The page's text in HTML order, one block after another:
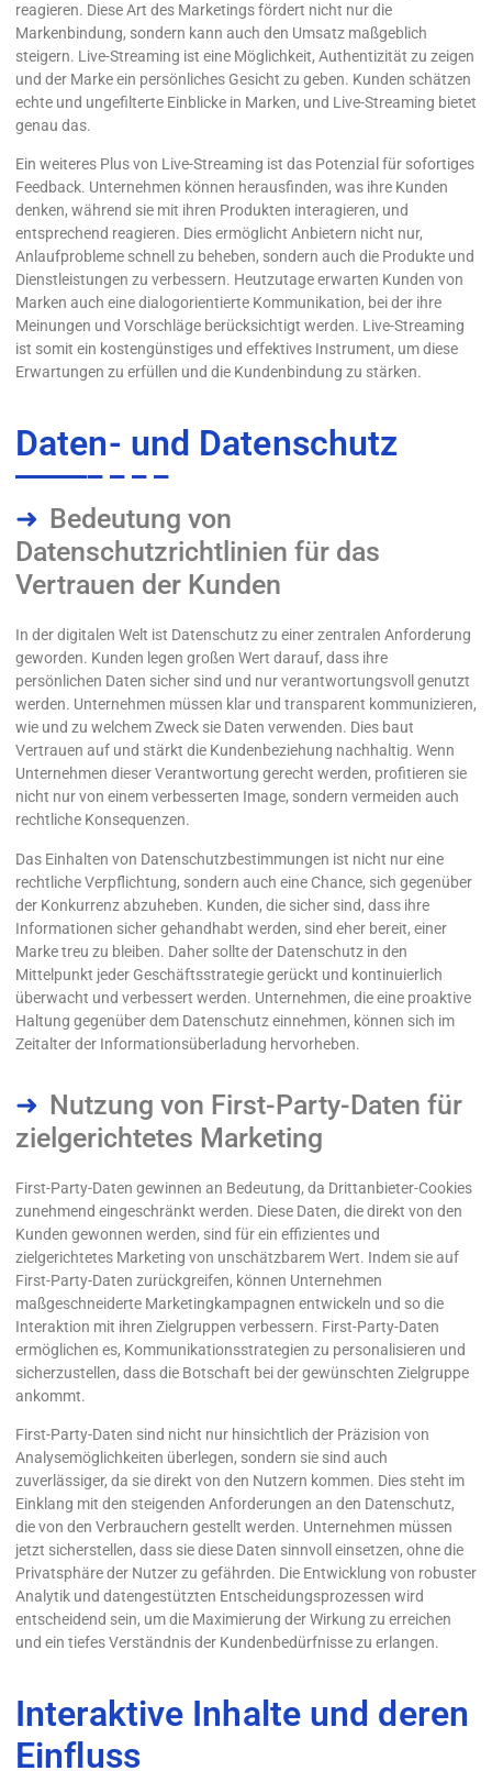
reagieren. Diese Art des Marketings fördert nicht nur die
Markenbindung, sondern kann auch den Umsatz maßgeblich
steigern. Live-Streaming ist eine Möglichkeit, Authentizität zu zeigen
und der Marke ein persönliches Gesicht zu geben. Kunden schätzen
echte und ungefilterte Einblicke in Marken, und Live-Streaming bietet
genau das.
Ein weiteres Plus von Live-Streaming ist das Potenzial für sofortiges
Feedback. Unternehmen können herausfinden, was ihre Kunden
denken, während sie mit ihren Produkten interagieren, und
entsprechend reagieren. Dies ermöglicht Anbietern nicht nur,
Anlaufprobleme schnell zu beheben, sondern auch die Produkte und
Dienstleistungen zu verbessern. Heutzutage erwarten Kunden von
Marken auch eine dialogorientierte Kommunikation, bei der ihre
Meinungen und Vorschläge berücksichtigt werden. Live-Streaming
ist somit ein kostengünstiges und effektives Instrument, um diese
Erwartungen zu erfüllen und die Kundenbindung zu stärken.
Daten- und Datenschutz
Bedeutung von
Datenschutzrichtlinien für das
Vertrauen der Kunden
In der digitalen Welt ist Datenschutz zu einer zentralen Anforderung
geworden. Kunden legen großen Wert darauf, dass ihre
persönlichen Daten sicher sind und nur verantwortungsvoll genutzt
werden. Unternehmen müssen klar und transparent kommunizieren,
wie und zu welchem Zweck sie Daten verwenden. Dies baut
Vertrauen auf und stärkt die Kundenbeziehung nachhaltig. Wenn
Unternehmen dieser Verantwortung gerecht werden, profitieren sie
nicht nur von einem verbesserten Image, sondern vermeiden auch
rechtliche Konsequenzen.
Das Einhalten von Datenschutzbestimmungen ist nicht nur eine
rechtliche Verpflichtung, sondern auch eine Chance, sich gegenüber
der Konkurrenz abzuheben. Kunden, die sicher sind, dass ihre
Informationen sicher gehandhabt werden, sind eher bereit, einer
Marke treu zu bleiben. Daher sollte der Datenschutz in den
Mittelpunkt jeder Geschäftsstrategie gerückt und kontinuierlich
überwacht und verbessert werden. Unternehmen, die eine proaktive
Haltung gegenüber dem Datenschutz einnehmen, können sich im
Zeitalter der Informationsüberladung hervorheben.
Nutzung von First-Party-Daten für
zielgerichtetes Marketing
First-Party-Daten gewinnen an Bedeutung, da Drittanbieter-Cookies
zunehmend eingeschränkt werden. Diese Daten, die direkt von den
Kunden gewonnen werden, sind für ein effizientes und
zielgerichtetes Marketing von unschätzbarem Wert. Indem sie auf
First-Party-Daten zurückgreifen, können Unternehmen
maßgeschneiderte Marketingkampagnen entwickeln und so die
Interaktion mit ihren Zielgruppen verbessern. First-Party-Daten
ermöglichen es, Kommunikationsstrategien zu personalisieren und
sicherzustellen, dass die Botschaft bei der gewünschten Zielgruppe
ankommt.
First-Party-Daten sind nicht nur hinsichtlich der Präzision von
Analysemöglichkeiten überlegen, sondern sie sind auch
zuverlässiger, da sie direkt von den Nutzern kommen. Dies steht im
Einklang mit den steigenden Anforderungen an den Datenschutz,
die von den Verbrauchern gestellt werden. Unternehmen müssen
jetzt sicherstellen, dass sie diese Daten sinnvoll einsetzen, ohne die
Privatsphäre der Nutzer zu gefährden. Die Entwicklung von robuster
Analytik und datengestützten Entscheidungsprozessen wird
entscheidend sein, um die Maximierung der Wirkung zu erreichen
und ein tiefes Verständnis der Kundenbedürfnisse zu erlangen.
Interaktive Inhalte und deren
Einfluss